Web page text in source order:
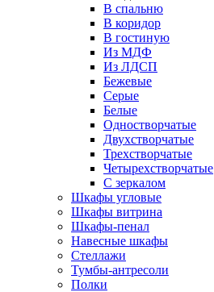
В спальню
В коридор
В гостиную
Из МДФ
Из ЛДСП
Бежевые
Серые
Белые
Одностворчатые
Двухстворчатые
Трехстворчатые
Четырехстворчатые
С зеркалом
Шкафы угловые
Шкафы витрина
Шкафы-пенал
Навесные шкафы
Стеллажи
Тумбы-антресоли
Полки